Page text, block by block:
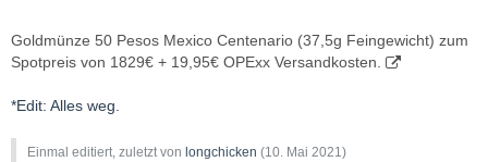
Goldmünze 50 Pesos Mexico Centenario (37,5g Feingewicht) zum
Spotpreis von 1829€ + 19,95€ OPExx Versandkosten.
*Edit: Alles weg.
Einmal editiert, zuletzt von longchicken (10. Mai 2021)